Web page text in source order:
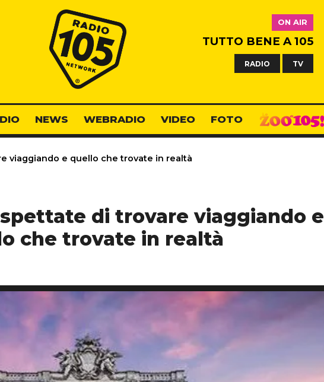
Radio 105
ON AIR
TUTTO BENE A 105
RADIO TV
NEWS WEBRADIO VIDEO FOTO
viaggiando e quello che trovate in realtà
di trovare viaggiando e
che trovate in realtà